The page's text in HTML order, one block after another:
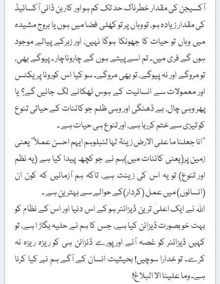
آکسیجن کی مقدار خطرناک حد تک کم ہو اور کاربن ڈائی آکسائیڈ
کی مقدار زیادہ ہو، تو وہاں پر تو کھلی فضا میں ہوں یا بروج مشیدہ
میں وہاں تو حیات کا جھونکا ہوگا نہیں، اور زہرکے پیالے موجود
ہوں گے فری میں۔ تم اسے پیتے ہوں گے چاروناچار ۔ پیوگے بھی،
تو مروگے اور نہ پیوگے، تو بھی مروگے۔ سو کیا اس کورونا پریکٹس
اور معمولات سے انسانیت کے ہوس ٹھکانے لگ جائیں گے؟ یا
پھر وہی چال، بے ڈھنگی اور وہی ظلم جو کائنات کے حیاتی تنوع
کو تیزی سے ختم کررہا ہے، اور تنوع ہی حیات ہے ۔
’’انا جعلنا ما علی الارض زینۃ لہا لنبلوہم ایہم احسن عملاً‘‘ یعنی
زمین پر(یعنی کائنات میں)ہم نے جو کچھ پیدا کیا ہے (یہ نظم
اور تنوع) تو یہ اس کی زینت ہے، تاکہ ہم آزمائیں کہ کون ان
(انسانوں) میں عمل (کردار)کے حوالے سے بہترین ہے ۔
اللہ نے ایک اعلیٰ ترین ڈیزائنر ہو کے اس دنیا اور اس کے نظام کو
بہت خوبصورت ڈیزائن کیا ہے، جس کا ہم نے حلیہ بگاڑ ا ہے، تو
کہیں ڈیزائنر کو غصہ آئے اور پورے ڈئزائن ہی کو ریزہ ریزہ نہ
کرے۔ تو خدارا سوچیں! بحیثیت انسان کے آگے ہم نے کیا کرنا
ہے۔ وما علینا الا البلاغ!